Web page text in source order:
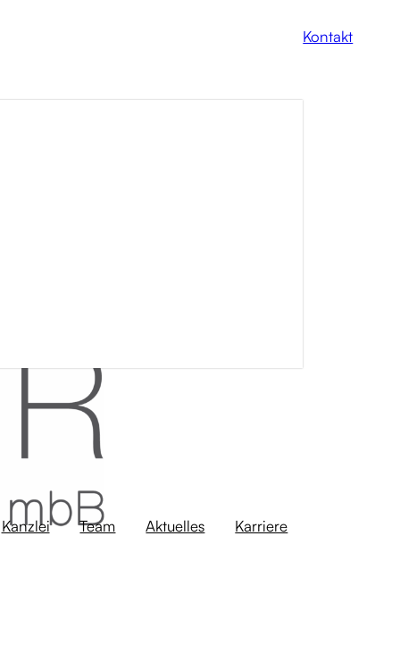
Kanzlei Team Aktuelles Karriere
Kontakt